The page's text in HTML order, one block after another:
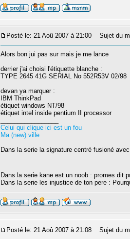
Posté le: 21 Aoû 2007 à 21:00 Sujet du
Alors bon jui pas sur mais je me lance
derrier j'ai choisi l'étiquette blanche :
TYPE 2645 41G SERIAL No 552R53V 02/98
devan ya marquer :
IBM ThinkPad
étiquet windows NT/98
étiquet intel inside pentium II processor
Celui qui clique ici est un fou
Ma (new) ville
Dans la serie la signature centré fusioné
Dans la serie kane est un noob : promes dit
Dans la serie les injustice de ton pere :
Posté le: 21 Aoû 2007 à 21:08 Sujet du